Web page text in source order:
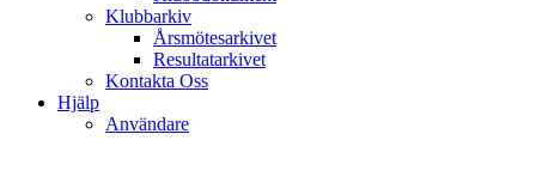
Klubbarkiv
Årsmötesarkivet
Resultatarkivet
Kontakta Oss
Hjälp
Användare